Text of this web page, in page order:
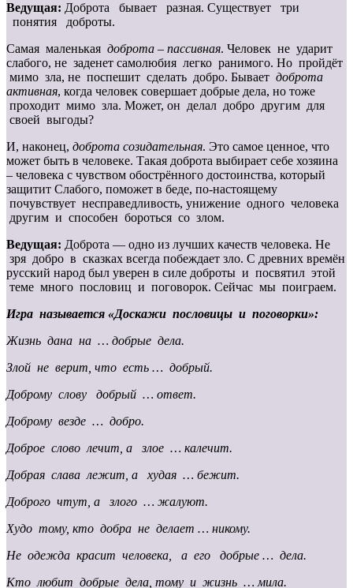
Ведущая: Доброта бывает разная. Существует три
понятия доброты.
Самая маленькая доброта – пассивная. Человек не ударит
слабого, не заденет самолюбия легко ранимого. Но пройдёт
мимо зла, не поспешит сделать добро. Бывает доброта
активная, когда человек совершает добрые дела, но тоже
проходит мимо зла. Может, он делал добро другим для
своей выгоды?
И, наконец, доброта созидательная. Это самое ценное, что
может быть в человеке. Такая доброта выбирает себе хозяина
– человека с чувством обострённого достоинства, который
защитит Слабого, поможет в беде, по-настоящему
почувствует несправедливость, унижение одного человека
другим и способен бороться со злом.
Ведущая: Доброта — одно из лучших качеств человека. Не
зря добро в сказках всегда побеждает зло. С древних времён
русский народ был уверен в силе доброты и посвятил этой
теме много пословиц и поговорок. Сейчас мы поиграем.
Игра называется «Доскажи пословицы и поговорки»:
Жизнь дана на … добрые дела.
Злой не верит, что есть … добрый.
Доброму слову добрый … ответ.
Доброму везде … добро.
Доброе слово лечит, а злое … калечит.
Добрая слава лежит, а худая … бежит.
Доброго чтут, а злого … жалуют.
Худо тому, кто добра не делает … никому.
Не одежда красит человека, а его добрые … дела.
Кто любит добрые дела, тому и жизнь … мила.